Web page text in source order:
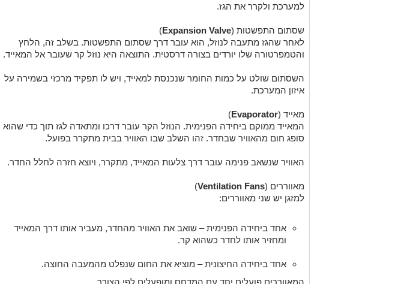
למערכת ולקרר את הגז.
שסתום התפשטות (Expansion Valve
)
לאחר שהגז מתעבה לנוזל, הוא עובר דרך שסתום התפשטות. בשלב זה, הלחץ
והטמפרטורה שלו יורדים בצורה דרסטית. התוצאה היא נוזל קר שעובר אל המאייד.
השסתום שולט על כמות החומר שנכנסת למאייד, ויש לו תפקיד מרכזי בשמירה על
איזון המערכת.
מאייד (Evaporator
)
המאייד ממוקם ביחידה הפנימית. הנוזל הקר עובר דרכו ומתאדה לגז תוך כדי שהוא
סופג חום מהאוויר שבחדר. זהו השלב שבו האוויר בבית מתקרר בפועל.
האוויר שנשאב פנימה עובר דרך צלעות המאייד, מתקרר, ויוצא חזרה לחלל החדר.
מאווררים (Ventilation Fans
)
למזגן יש שני מאווררים:
אחד ביחידה הפנימית – שואב את האוויר מהחדר, מעביר אותו דרך המאייד
ומחזיר אותו לחדר כשהוא קר.
אחד ביחידה החיצונית – מוציא את החום שנפלט מהמעבה החוצה.
המאווררים פועלים יחד עם המדחס ומופעלים לפי הצורך.